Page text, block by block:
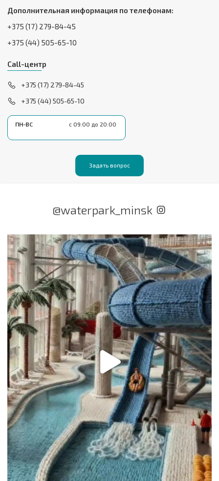
Дополнительная информация по телефонам:
+375 (17) 279-84-45
+375 (44) 505-65-10
Call-центр
+375 (17) 279-84-45
+375 (44) 505-65-10
ПН-ВС с 09:00 до 20:00
Задать вопрос
@waterpark_minsk